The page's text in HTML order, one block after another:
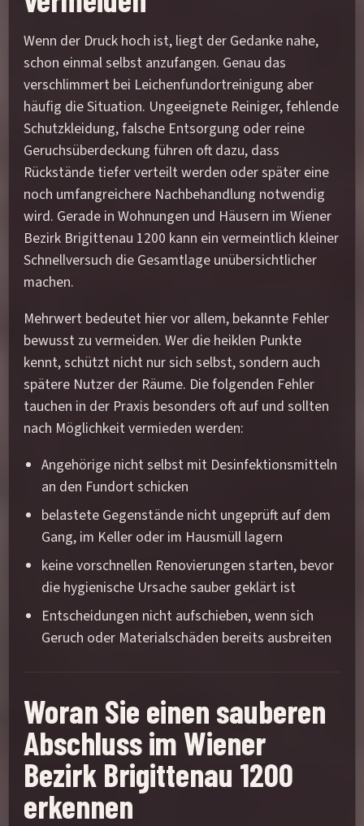
Wenn der Druck hoch ist, liegt der Gedanke nahe,
schon einmal selbst anzufangen. Genau das
verschlimmert bei Leichenfundortreinigung aber
häufig die Situation. Ungeeignete Reiniger, fehlende
Schutzkleidung, falsche Entsorgung oder reine
Geruchsüberdeckung führen oft dazu, dass
Rückstände tiefer verteilt werden oder später eine
noch umfangreichere Nachbehandlung notwendig
wird. Gerade in Wohnungen und Häusern im Wiener
Bezirk Brigittenau 1200 kann ein vermeintlich kleiner
Schnellversuch die Gesamtlage unübersichtlicher
machen.
Mehrwert bedeutet hier vor allem, bekannte Fehler
bewusst zu vermeiden. Wer die heiklen Punkte
kennt, schützt nicht nur sich selbst, sondern auch
spätere Nutzer der Räume. Die folgenden Fehler
tauchen in der Praxis besonders oft auf und sollten
nach Möglichkeit vermieden werden:
Angehörige nicht selbst mit Desinfektionsmitteln
an den Fundort schicken
belastete Gegenstände nicht ungeprüft auf dem
Gang, im Keller oder im Hausmüll lagern
keine vorschnellen Renovierungen starten, bevor
die hygienische Ursache sauber geklärt ist
Entscheidungen nicht aufschieben, wenn sich
Geruch oder Materialschäden bereits ausbreiten
Woran Sie einen sauberen
Abschluss im Wiener
Bezirk Brigittenau 1200
erkennen